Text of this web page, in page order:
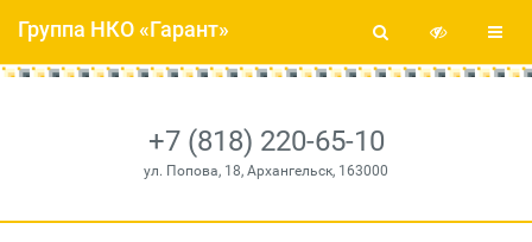
+7 (818) 220-65-10
ул. Попова, 18, Архангельск, 163000
Группа НКО «Гарант»